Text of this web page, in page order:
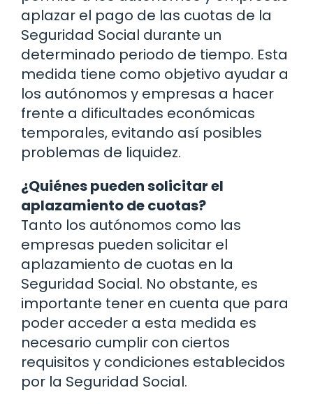
aplazar el pago de las cuotas de la
Seguridad Social durante un
determinado periodo de tiempo. Esta
medida tiene como objetivo ayudar a
los autónomos y empresas a hacer
frente a dificultades económicas
temporales, evitando así posibles
problemas de liquidez.
¿Quiénes pueden solicitar el
aplazamiento de cuotas?
Tanto los autónomos como las
empresas pueden solicitar el
aplazamiento de cuotas en la
Seguridad Social. No obstante, es
importante tener en cuenta que para
poder acceder a esta medida es
necesario cumplir con ciertos
requisitos y condiciones establecidos
por la Seguridad Social.